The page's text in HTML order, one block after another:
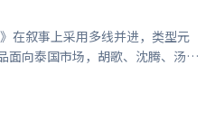
在叙事上采用多线并进，类型元
面向泰国市场，胡歌、沈腾、汤唯
，结尾留白引发讨论。